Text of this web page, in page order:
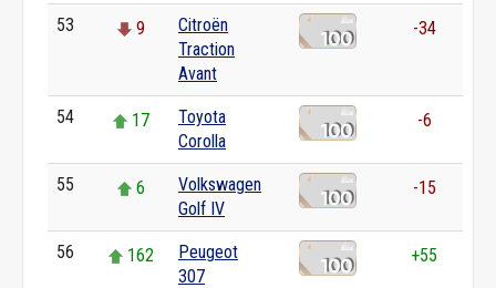
53 9
Citroën
Traction
Avant
-34
54 17
Toyota
Corolla
-6
55 6
Volkswagen
Golf IV
-15
56 162
Peugeot
307
+55